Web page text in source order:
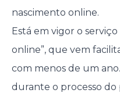
nascimento online.
Está em vigor o
online”, que vem
com menos de um
durante o processo